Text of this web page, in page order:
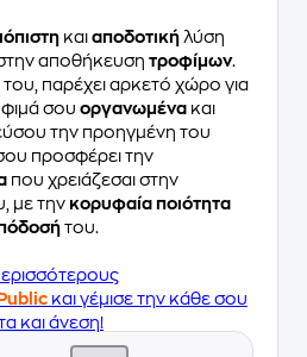
και αποδοτική λύση
αποθήκευση τροφίμων.
του, παρέχει αρκετό χώρο για
σου οργανωμένα και
την προηγμένη του
προσφέρει την
που χρειάζεσαι στην
με την κορυφαία ποιότητα
του.
Public και γέμισε την κάθε σου
και άνεση!